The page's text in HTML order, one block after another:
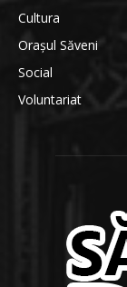
Cultura
Orașul Săveni
Social
Voluntariat